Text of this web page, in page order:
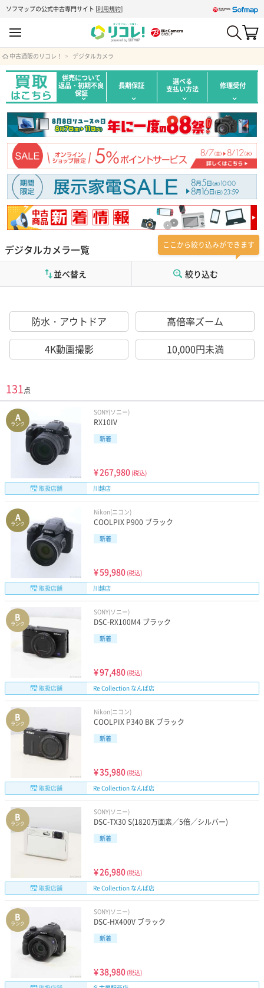
ソフマップの公式中古専門サイト [利用規約]
中古通販のリコレ！ デジタルカメラ
併売について
返品・初期不良
保証
長期保証 選べる
支払い方法 修理受付
デジタルカメラ一覧 ここから絞り込みができます
絞り込む
並べ替え
防水・アウトドア
高倍率ズーム
4K動画撮影
10,000円未満
131点
A
ランク
SONY(ソニー)
RX10IV
新着
¥267,980 (税込)
取扱店舗
川越店
A
ランク
Nikon(ニコン)
COOLPIX P900 ブラック
新着
¥59,980 (税込)
取扱店舗
川越店
B
ランク
SONY(ソニー)
DSC-RX100M4 ブラック
新着
¥97,480 (税込)
取扱店舗
Re Collection なんば店
B
ランク
Nikon(ニコン)
COOLPIX P340 BK ブラック
新着
¥35,980 (税込)
取扱店舗
Re Collection なんば店
B
ランク
SONY(ソニー)
DSC-TX30 S(1820万画素／5倍／シルバー)
新着
¥26,980 (税込)
取扱店舗
Re Collection なんば店
B
ランク
SONY(ソニー)
DSC-HX400V ブラック
新着
¥38,980 (税込)